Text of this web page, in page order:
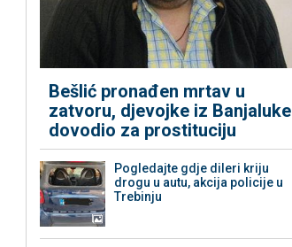
Bešlić pronađen mrtav u
zatvoru, djevojke iz Banjaluke
dovodio za prostituciju
Pogledajte gdje dileri kriju
drogu u autu, akcija policije u
Trebinju